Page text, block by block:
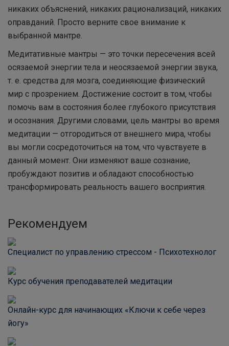
никаких объяснений, никаких рационализаций, никаких
оправданий. Просто верните свое внимание к
выбранной мантре.
Медитативные мантры — это точки пересечения всей
осязаемой энергии тела и неосязаемой энергии звука,
т. е. средства для мозга, соединяющие физический
мир с прозрением. Достижение состоит в том, чтобы
помочь вам в состояния более глубокого присутствия
и осознания. Другими словами, цель мантры во время
медитации — отгородиться от внешнего мира, чтобы
вы могли сосредоточиться на том, что чувствуете в
данный момент. Они изменяют ваше сознание,
пробуждают позитив и обладают способностью
трансформировать реальность вашего восприятия.
Рекомендуем
Специалист по управлению стрессом - Психотехнолог
Курс обучения преподавателей медитации
Онлайн-курс для начинающих «Ключи к себе через
йогу»